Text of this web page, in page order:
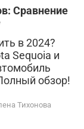
Сравнение
в 2024?
Sequoia и
обзор!
Тихонова